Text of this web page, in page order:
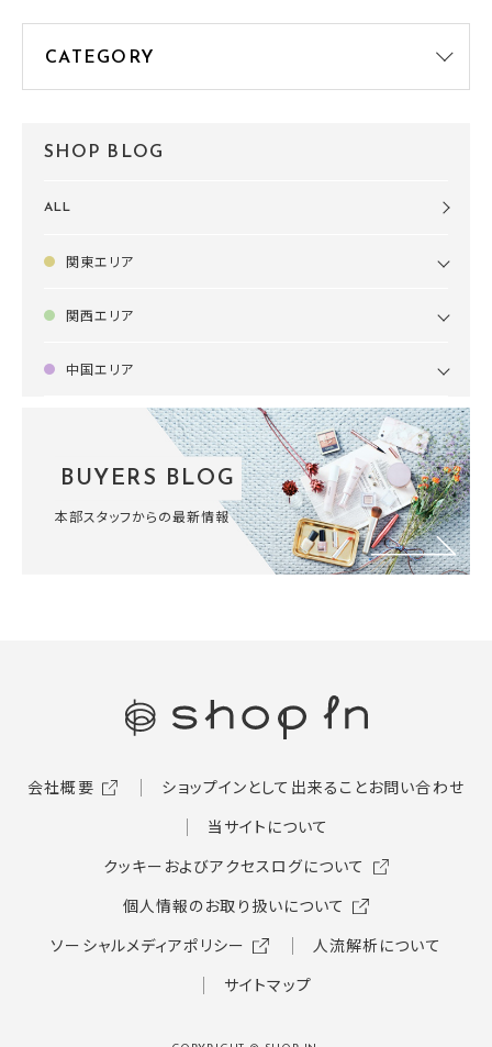
SHOP BLOG
ALL
関東エリア
関西エリア
中国エリア
BUYERS BLOG
本部スタッフからの最新情報
会社概要 ショップインとして出来ることお問い合わせ
当サイトについて
クッキーおよびアクセスログについて
個人情報のお取り扱いについて
ソーシャルメディアポリシー
人流解析について
サイトマップ